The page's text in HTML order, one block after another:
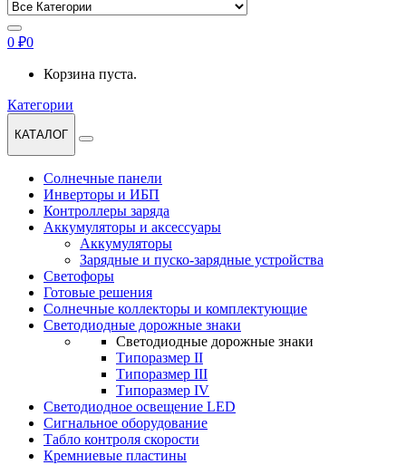
0 ₽0
Корзина пуста.
Категории
КАТАЛОГ
Солнечные панели
Инверторы и ИБП
Контроллеры заряда
Аккумуляторы и аксессуары
Аккумуляторы
Зарядные и пуско-зарядные устройства
Светофоры
Готовые решения
Солнечные коллекторы и комплектующие
Светодиодные дорожные знаки
Светодиодные дорожные знаки
Типоразмер II
Типоразмер III
Типоразмер IV
Светодиодное освещение LED
Сигнальное оборудование
Табло контроля скорости
Кремниевые пластины